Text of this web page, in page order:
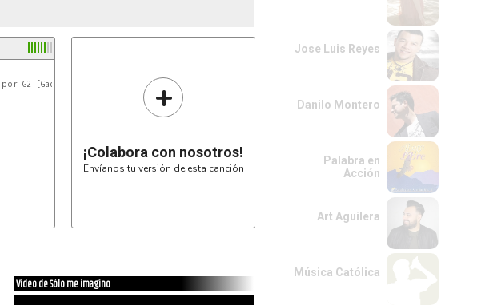
+
¡Colabora con nosotros!
Envíanos tu versión de esta canción
Video de Sólo me imagino
Jose Luis Reyes
Danilo Montero
Palabra en
Acción
Art Aguilera
Música Católica